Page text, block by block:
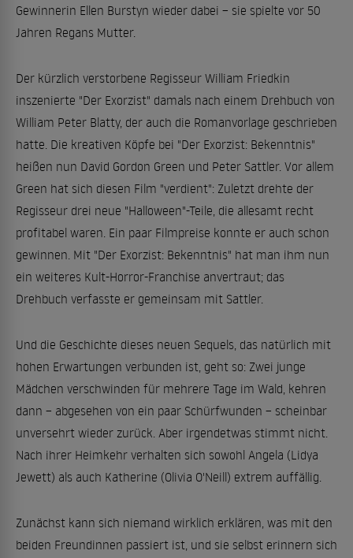
Gewinnerin Ellen Burstyn wieder dabei – sie spielte vor 50
Jahren Regans Mutter.
Der kürzlich verstorbene Regisseur William Friedkin
inszenierte "Der Exorzist" damals nach einem Drehbuch von
William Peter Blatty, der auch die Romanvorlage geschrieben
hatte. Die kreativen Köpfe bei "Der Exorzist: Bekenntnis"
heißen nun David Gordon Green und Peter Sattler. Vor allem
Green hat sich diesen Film "verdient": Zuletzt drehte der
Regisseur drei neue "Halloween"-Teile, die allesamt recht
profitabel waren. Ein paar Filmpreise konnte er auch schon
gewinnen. Mit "Der Exorzist: Bekenntnis" hat man ihm nun
ein weiteres Kult-Horror-Franchise anvertraut; das
Drehbuch verfasste er gemeinsam mit Sattler.
Und die Geschichte dieses neuen Sequels, das natürlich mit
hohen Erwartungen verbunden ist, geht so: Zwei junge
Mädchen verschwinden für mehrere Tage im Wald, kehren
dann – abgesehen von ein paar Schürfwunden – scheinbar
unversehrt wieder zurück. Aber irgendetwas stimmt nicht.
Nach ihrer Heimkehr verhalten sich sowohl Angela (Lidya
Jewett) als auch Katherine (Olivia O'Neill) extrem auffällig.
Zunächst kann sich niemand wirklich erklären, was mit den
beiden Freundinnen passiert ist, und sie selbst erinnern sich